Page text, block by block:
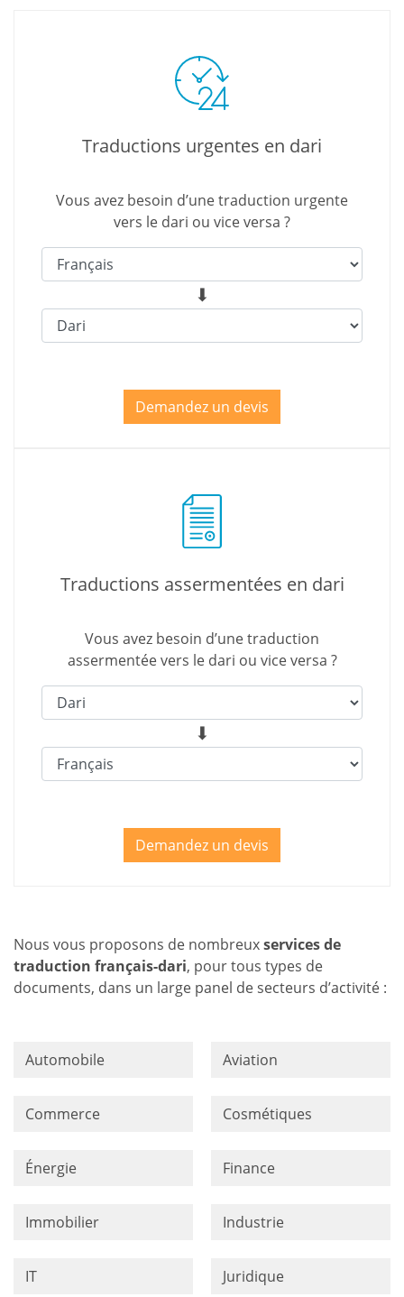
Traductions urgentes en dari
Vous avez besoin d’une traduction urgente
vers le dari ou vice versa ?
Demandez un devis
Traductions assermentées en dari
Vous avez besoin d’une traduction
assermentée vers le dari ou vice versa ?
Demandez un devis
Nous vous proposons de nombreuxservices de
traduction français-dari, pour tous types de
documents, dans un large panel de secteurs d’activité :
Automobile Aviation
Commerce Cosmétiques
Énergie Finance
Immobilier Industrie
IT Juridique